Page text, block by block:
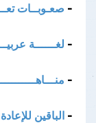
- صعـوبــات
- لغــــــة
-
- الباقين